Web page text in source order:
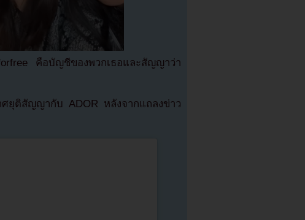
คือบัญชีของพวกเธอและสัญญาว่า
ยุติสัญญากับ ADOR หลังจากแถลงข่าว